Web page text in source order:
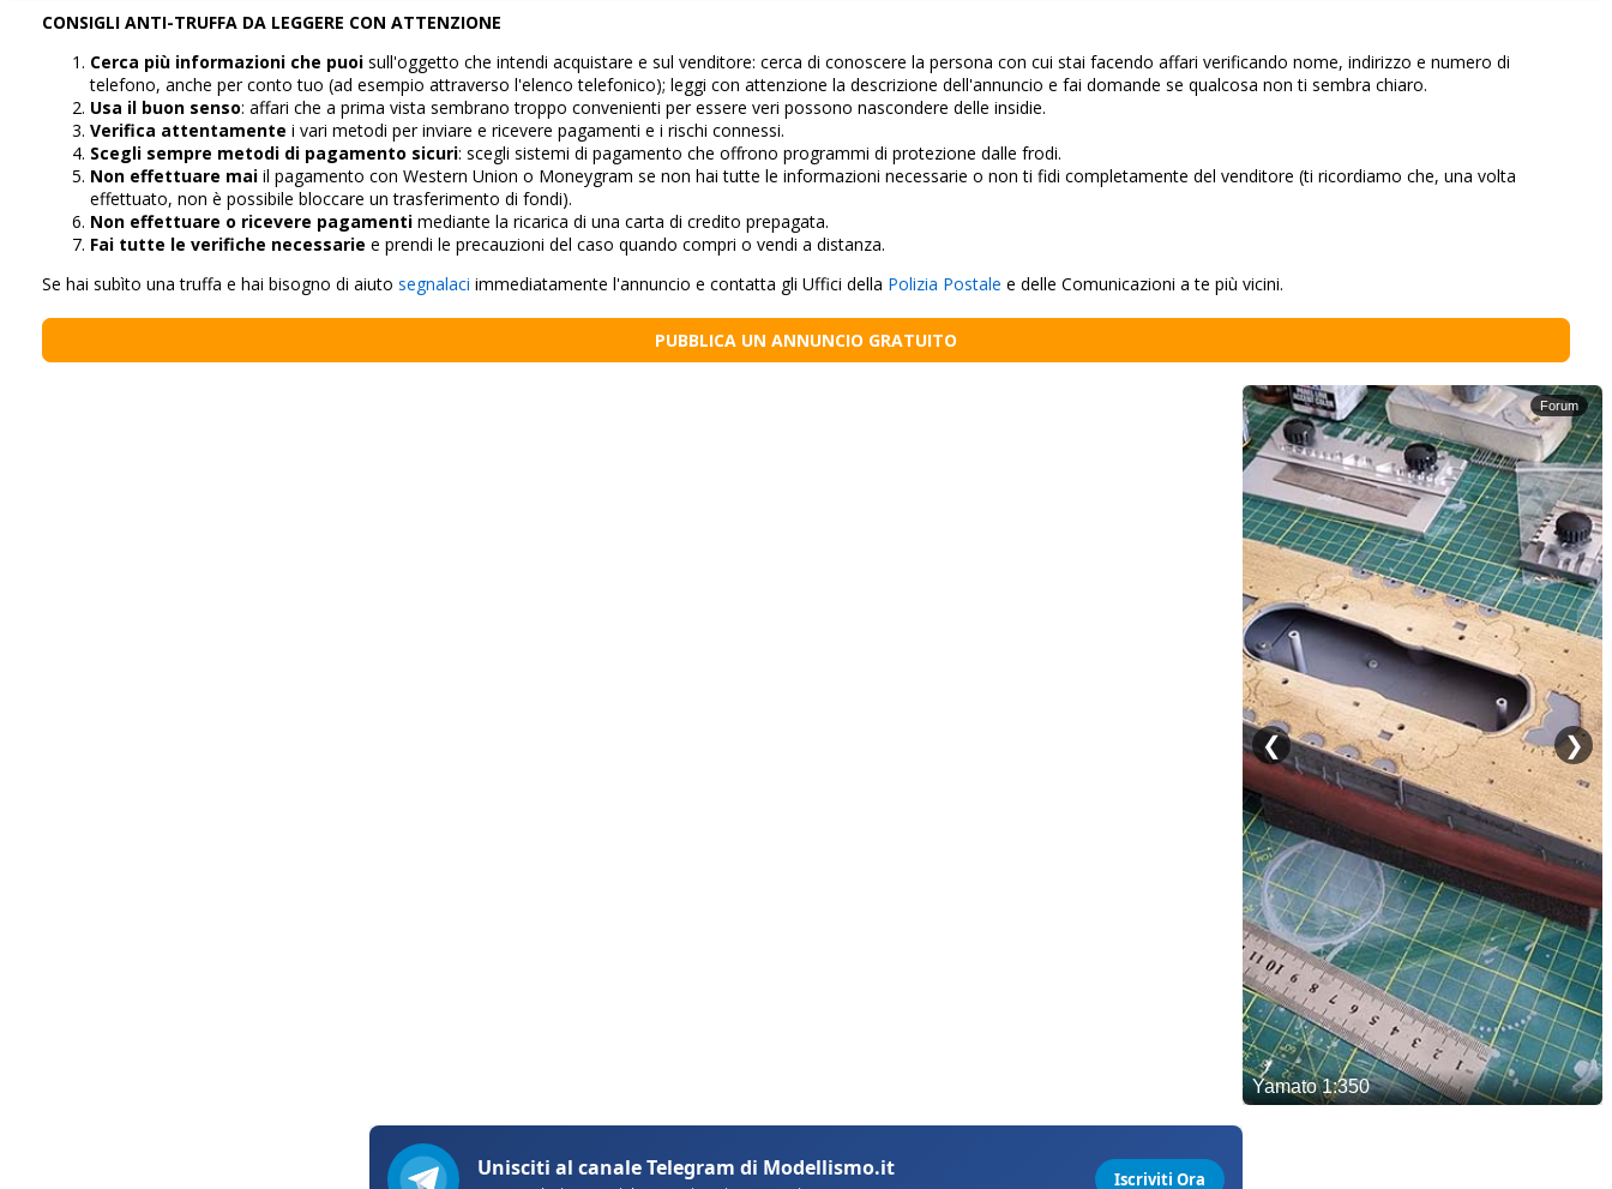
CONSIGLI ANTI-TRUFFA DA LEGGERE CON ATTENZIONE
Cerca più informazioni che puoisull'oggetto che intendi acquistare e sul venditore: cerca di conoscere la persona con cui stai facendo affari verificando nome, indirizzo e numero di
telefono, anche per conto tuo (ad esempio attraverso l'elenco telefonico); leggi con attenzione la descrizione dell'annuncio e fai domande se qualcosa non ti sembra chiaro.
Usa il buon senso: affari che a prima vista sembrano troppo convenienti per essere veri possono nascondere delle insidie.
Verifica attentamente i vari metodi per inviare e ricevere pagamenti e i rischi connessi.
Scegli sempre metodi di pagamento sicuri: scegli sistemi di pagamento che offrono programmi di protezione dalle frodi.
Non effettuare maiil pagamento con Western Union o Moneygram se non hai tutte le informazioni necessarie o non ti fidi completamente del venditore (ti ricordiamo che, una volta
effettuato, non è possibile bloccare un trasferimento di fondi).
Non effettuare o ricevere pagamentimediante la ricarica di una carta di credito prepagata.
Fai tutte le verifiche necessarie e prendi le precauzioni del caso quando compri o vendi a distanza.
Se hai subìto una truffa e hai bisogno di aiuto segnalaci immediatamente l'annuncio e contatta gli Uffici della Polizia Postale e delle Comunicazioni a te più vicini.
PUBBLICA UN ANNUNCIO GRATUITO